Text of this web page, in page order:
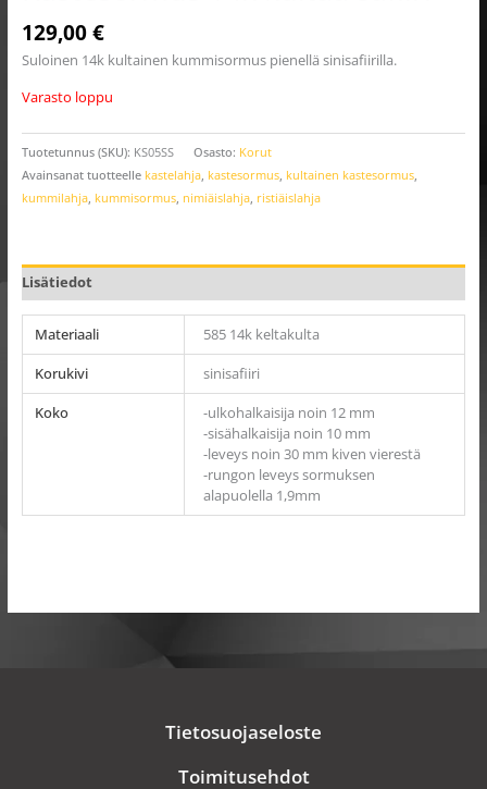
129,00€
Suloinen 14k kultainen kummisormus pienellä sinisafiirilla.
Varasto loppu
Tuotetunnus (SKU): KS05SS Osasto: Korut
Avainsanat tuotteelle kastelahja, kastesormus, kultainen kastesormus,
kummilahja, kummisormus, nimiäislahja, ristiäislahja
Lisätiedot
Materiaali
585 14k keltakulta
Korukivi
sinisafiiri
Koko
-ulkohalkaisija noin 12 mm
-sisähalkaisija noin 10 mm
-leveys noin 30 mm kiven vierestä
-rungon leveys sormuksen
alapuolella 1,9mm
Tietosuojaseloste
Toimitusehdot